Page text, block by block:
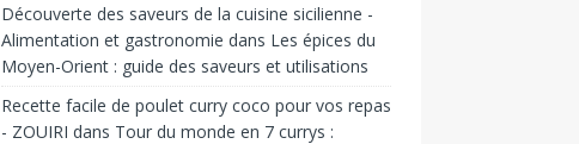
Découverte des saveurs de la cuisine sicilienne -
Alimentation et gastronomie dans Les épices du
Moyen-Orient : guide des saveurs et utilisations
Recette facile de poulet curry coco pour vos repas
- ZOUIRI dans Tour du monde en 7 currys :